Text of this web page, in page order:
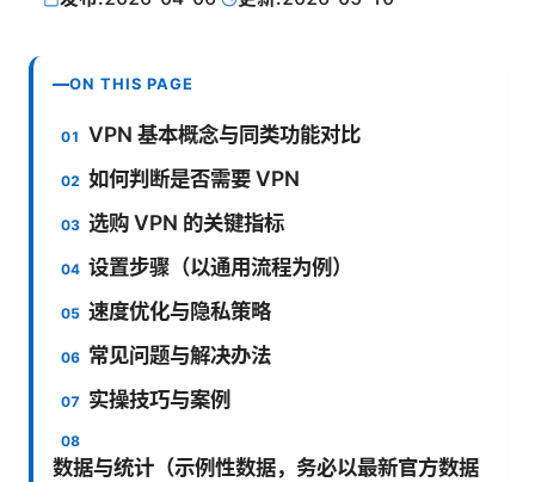
ON THIS PAGE
VPN 基本概念与同类功能对比
如何判断是否需要 VPN
选购 VPN 的关键指标
设置步骤（以通用流程为例）
速度优化与隐私策略
常见问题与解决办法
实操技巧与案例
数据与统计（示例性数据，务必以最新官方数据